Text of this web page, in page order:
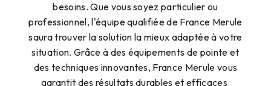
besoins. Que vous soyez particulier ou
professionnel, l'équipe qualifiée de France Merule
saura trouver la solution la mieux adaptée à votre
situation. Grâce à des équipements de pointe et
des techniques innovantes, France Merule vous
garantit des résultats durables et efficaces.